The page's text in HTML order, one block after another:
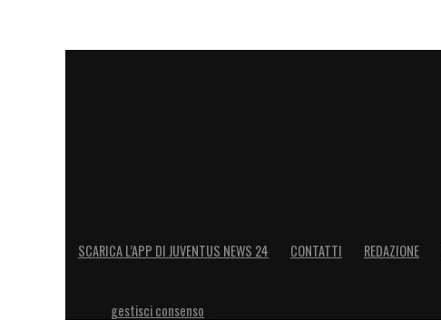
SCARICA L’APP DI JUVENTUS NEWS 24 CONTATTI REDAZIONE
gestisci consenso